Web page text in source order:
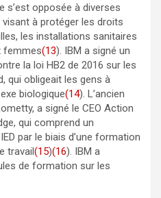
s’est opposée à diverses
à protéger les droits
les installations sanitaires
femmes(13). IBM a signé un
la loi HB2 de 2016 sur les
qui obligeait les gens à
biologique(14). L’ancien
a signé le CEO Action
qui comprend un
par le biais d’une formation
travail(15)(16). IBM a
de formation sur les